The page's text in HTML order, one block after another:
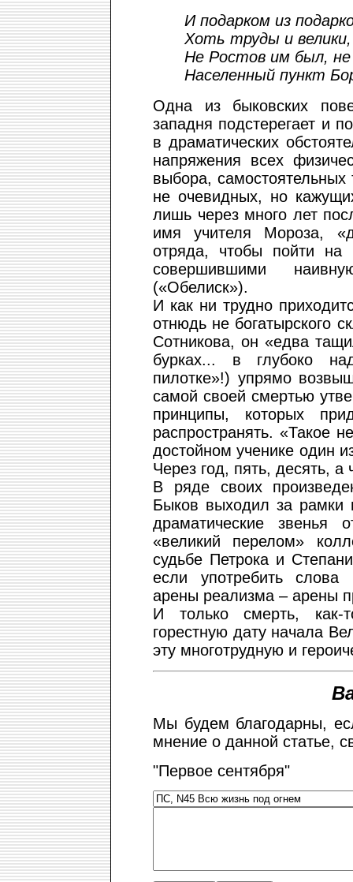
И подарком из
Хоть труды и велики,
Не Ростов им был, не
Населенный пункт
Одна из быковских
западня подстерегает и
в драматических
напряжения всех
выбора,
не очевидных, но
лишь через много лет
имя учителя Мороза,
отряда, чтобы пойти на
совершившими
(«Обелиск»).
И как ни трудно
отнюдь не богатырского
Сотникова, он «едва
бурках... в глубоко
пилотке»!) упрямо
самой своей смертью
принципы, которых
распространять. «Такое
достойном ученике один
Через год, пять, десять,
В ряде своих
Быков выходил за рамки
драматические звенья
«великий перелом»
судьбе Петрока и
если употребить
арены реализма – арены
И только смерть, как-
горестную дату начала
эту многотрудную и
Мы будем благодарны,
мнение о данной статье,
"Первое сентября"